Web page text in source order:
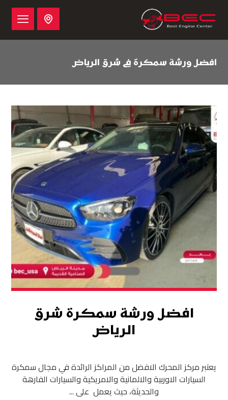
افضل ورشة سمكرة في شرق الرياض
افضل ورشة سمكرة شرق
الرياض
يعتبر مركز المحرك الافضل من المراكز الرائدة في مجال سمكرة
السيارات الاوربية والالمانية والامريكية والسيارات الفارهة
والحديثة، حيث يعمل على ...